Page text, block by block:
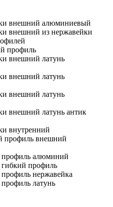
внешний алюминиевый
внешний из нержавейки
профиль
внешний латунь
внешний латунь
внешний латунь
внешний латунь антик
внутренний
профиль внешний
алюминий
профиль
нержавейка
латунь